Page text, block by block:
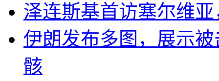
泽连斯基首访塞尔维
伊朗发布多图，展示
骸